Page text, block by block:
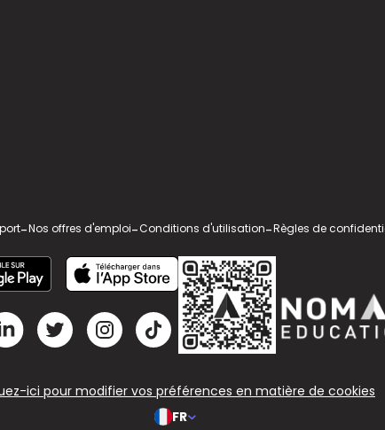
-Nos offres d'emploi-Conditions d'utilisation-Règles de
ici pour modifier vos préférences en matière de cookies
FR